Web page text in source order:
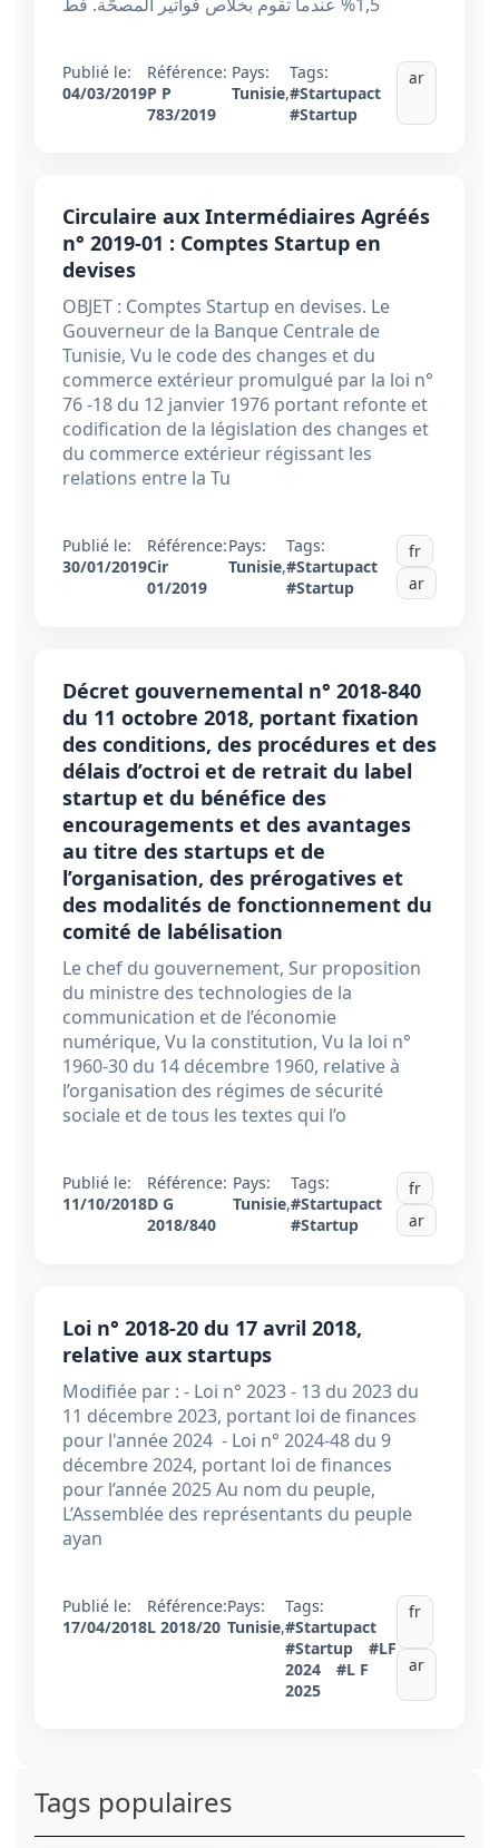
Publié le:
04/03/2019
Référence:
P P
783/2019
Pays:
Tunisie,
Tags:
#Startupact
#Startup
ar
Circulaire aux Intermédiaires Agréés
n° 2019-01 : Comptes Startup en
devises
OBJET : Comptes Startup en devises. Le
Gouverneur de la Banque Centrale de
Tunisie, Vu le code des changes et du
commerce extérieur promulgué par la loi n°
76 -18 du 12 janvier 1976 portant refonte et
codification de la législation des changes et
du commerce extérieur régissant les
relations entre la Tu
Publié le:
30/01/2019
Référence:
Cir
01/2019
Pays:
Tunisie,
Tags:
#Startupact
#Startup
fr
ar
Décret gouvernemental n° 2018-840
du 11 octobre 2018, portant fixation
des conditions, des procédures et des
délais d’octroi et de retrait du label
startup et du bénéfice des
encouragements et des avantages
au titre des startups et de
l’organisation, des prérogatives et
des modalités de fonctionnement du
comité de labélisation
Le chef du gouvernement, Sur proposition
du ministre des technologies de la
communication et de l’économie
numérique, Vu la constitution, Vu la loi n°
1960-30 du 14 décembre 1960, relative à
l’organisation des régimes de sécurité
sociale et de tous les textes qui l’o
Publié le:
11/10/2018
Référence:
D G
2018/840
Pays:
Tunisie,
Tags:
#Startupact
#Startup
fr
ar
Loi n° 2018-20 du 17 avril 2018,
relative aux startups
Modifiée par : - Loi n° 2023 - 13 du 2023 du
11 décembre 2023, portant loi de finances
pour l'année 2024 - Loi n° 2024-48 du 9
décembre 2024, portant loi de finances
pour l’année 2025 Au nom du peuple,
L’Assemblée des représentants du peuple
ayan
Publié le:
17/04/2018
Référence:
L 2018/20
Pays:
Tunisie,
Tags:
#Startupact
#Startup
#LF
2024
#L F
2025
fr
ar
Tags populaires